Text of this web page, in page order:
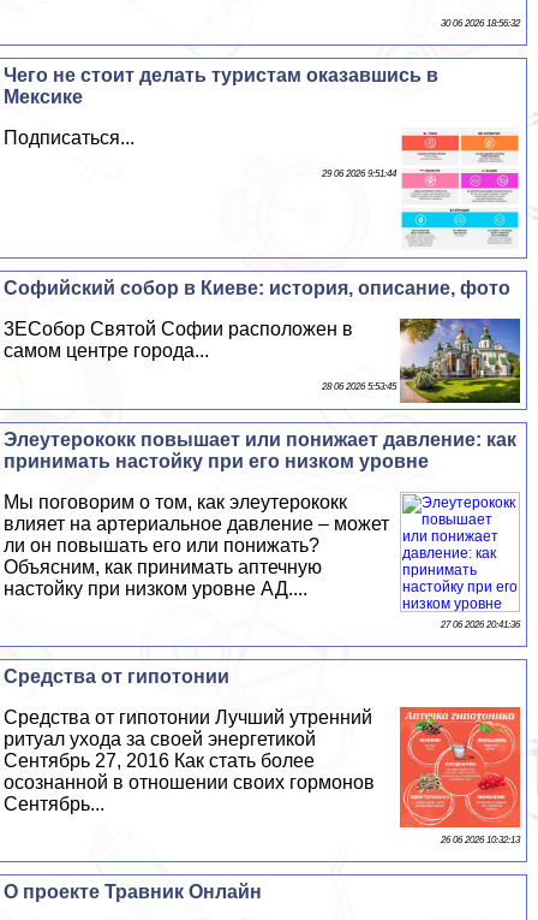
30 06 2026 18:56:32
Чего не стоит делать туристам оказавшись в
Мексике
Подписаться...
29 06 2026 9:51:44
Софийский собор в Киеве: история, описание, фото
3EСобор Святой Софии расположен в
самом центре города...
28 06 2026 5:53:45
Элеутерококк повышает или понижает давление: как
принимать настойку при его низком уровне
Мы поговорим о том, как элеутерококк
влияет на артериальное давление – может
ли он повышать его или понижать?
Объясним, как принимать аптечную
настойку при низком уровне АД....
27 06 2026 20:41:36
Средства от гипотонии
Средства от гипотонии Лучший утренний
ритуал ухода за своей энергетикой
Сентябрь 27, 2016 Как стать более
осознанной в отношении своих гормонов
Сентябрь...
26 06 2026 10:32:13
О проекте Травник Онлайн